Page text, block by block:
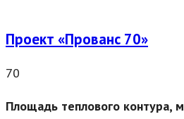
Проект «Прованс 70»
70
Площадь теплового контура, м